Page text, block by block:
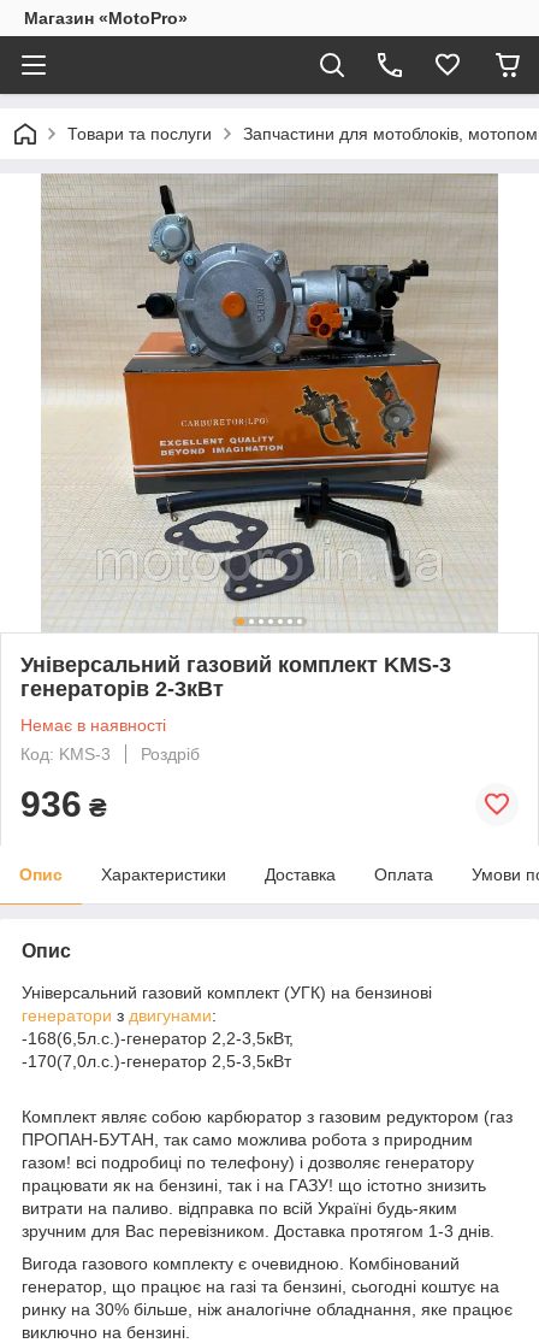
Магазин «MotoPro»
Товари та послуги Запчастини для мотоблоків,
Універсальний газовий комплект KMS-3
генераторів 2-3кВт
Немає в наявності
Код: KMS-3
Роздріб
936 ₴
Опис Характеристики Доставка Оплата Умови
Опис
Універсальний газовий комплект (УГК) на бензинові
генератори з двигунами:
-168(6,5л.с.)-генератор 2,2-3,5кВт,
-170(7,0л.с.)-генератор 2,5-3,5кВт
Комплект являє собою карбюратор з газовим редуктором (газ
ПРОПАН-БУТАН, так само можлива робота з природним
газом! всі подробиці по телефону) і дозволяє генератору
працювати як на бензині, так і на ГАЗУ! що істотно знизить
витрати на паливо. відправка по всій Україні будь-яким
зручним для Вас перевізником. Доставка протягом 1-3 днів.
Вигода газового комплекту є очевидною. Комбінований
генератор, що працює на газі та бензині, сьогодні коштує на
ринку на 30% більше, ніж аналогічне обладнання, яке працює
виключно на бензині.